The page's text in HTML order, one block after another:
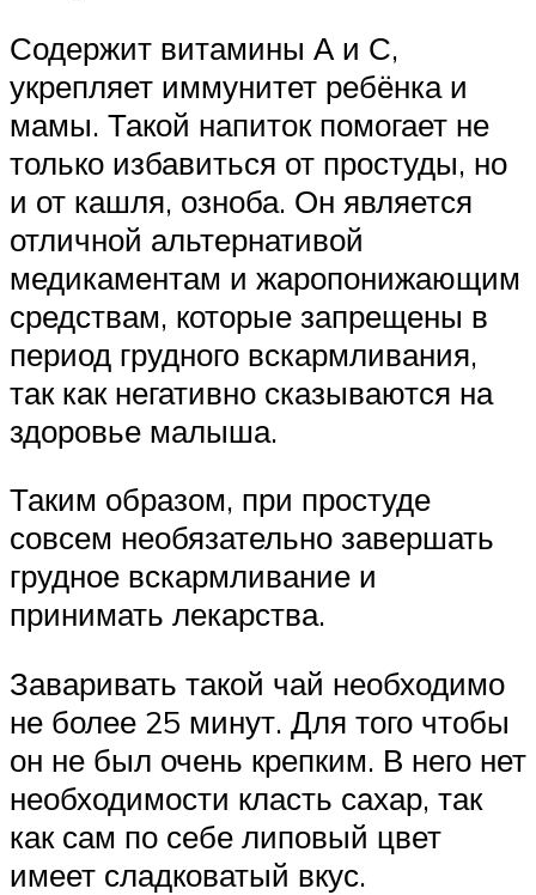
Содержит витамины А и С,
укрепляет иммунитет ребёнка и
мамы. Такой напиток помогает не
только избавиться от простуды, но
и от кашля, озноба. Он является
отличной альтернативой
медикаментам и жаропонижающим
средствам, которые запрещены в
период грудного вскармливания,
так как негативно сказываются на
здоровье малыша.
Таким образом, при простуде
совсем необязательно завершать
грудное вскармливание и
принимать лекарства.
Заваривать такой чай необходимо
не более 25 минут. Для того чтобы
он не был очень крепким. В него нет
необходимости класть сахар, так
как сам по себе липовый цвет
имеет сладковатый вкус.